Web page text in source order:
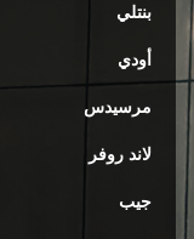
بنتلي
أودي
مرسيدس
لاند روفر
جيب